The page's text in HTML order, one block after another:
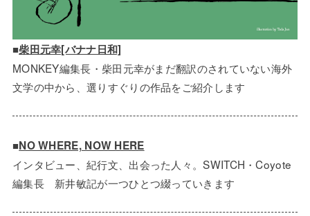
■柴田元幸[バナナ日和]
MONKEY編集長・柴田元幸がまだ翻訳のされていない海外
文学の中から、選りすぐりの作品をご紹介します
■NO WHERE, NOW HERE
インタビュー、紀行文、出会った人々。SWITCH・Coyote
編集長 新井敏記が一つひとつ綴っていきます